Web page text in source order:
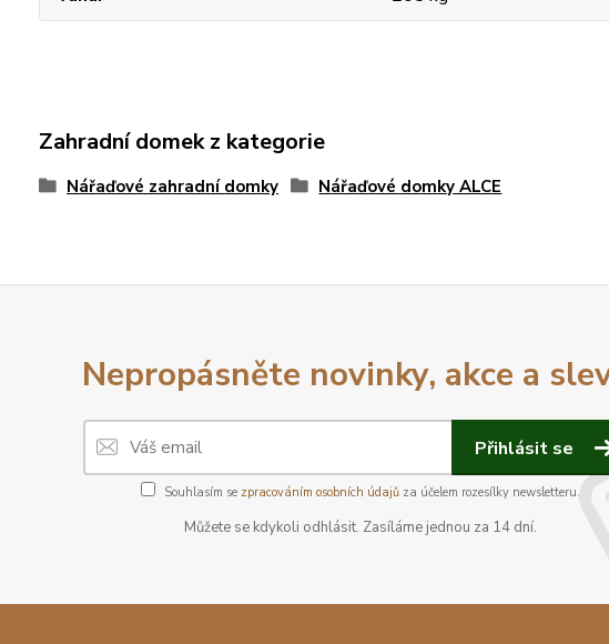
Zahradní domek z kategorie
Nářaďové zahradní domky Nářaďové domky ALCE
Nepropásněte novinky, akce a
Přihlásit se
Souhlasím se zpracováním osobních údajů za účelem rozesílky newsletteru.
Můžete se kdykoli odhlásit. Zasíláme jednou za 14 dní.